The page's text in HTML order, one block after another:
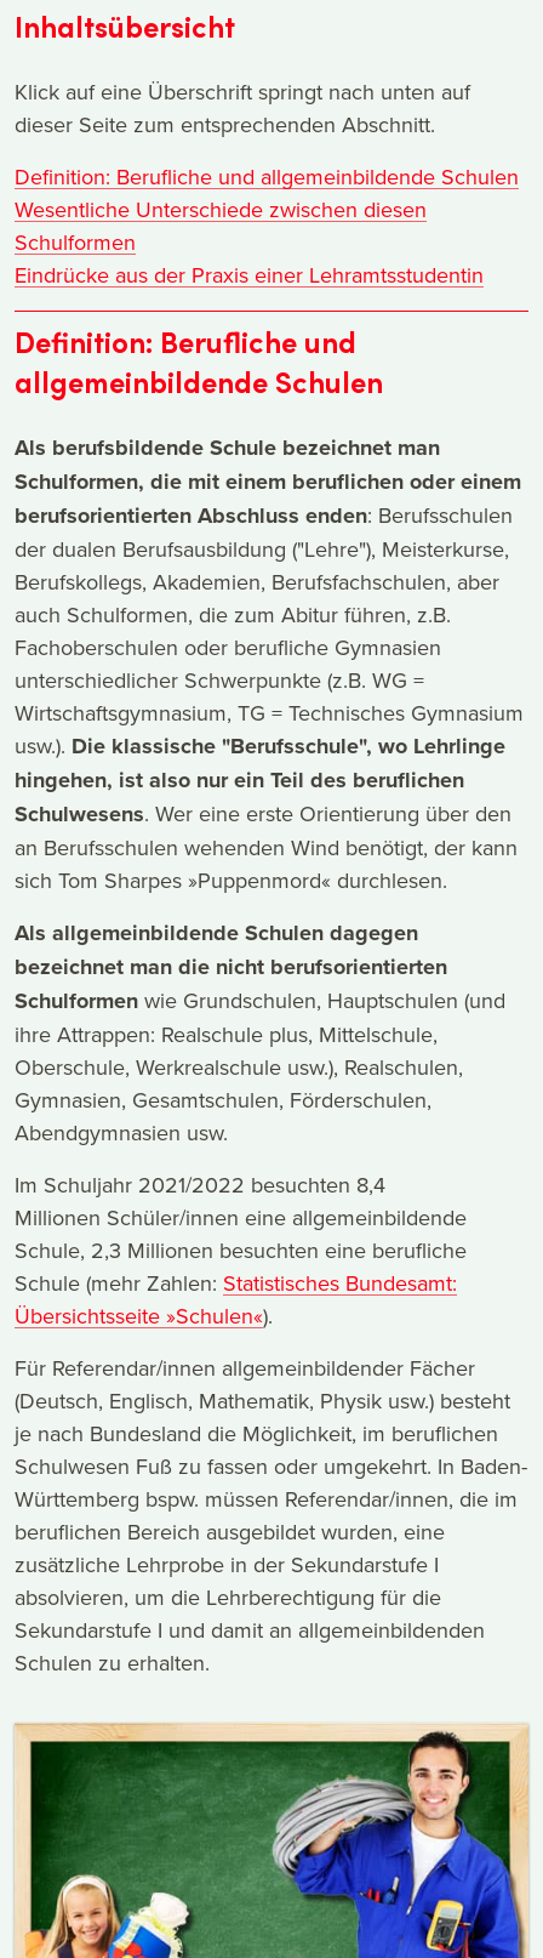
Inhaltsübersicht
Klick auf eine Überschrift springt nach unten auf
dieser Seite zum entsprechenden Abschnitt.
Definition: Berufliche und allgemeinbildende Schulen
Wesentliche Unterschiede zwischen diesen
Schulformen
Eindrücke aus der Praxis einer Lehramtsstudentin
Definition: Berufliche und
allgemeinbildende Schulen
Als berufsbildende Schule bezeichnet man
Schulformen, die mit einem beruflichen oder einem
berufsorientierten Abschluss enden: Berufsschulen
der dualen Berufsausbildung ("Lehre"), Meisterkurse,
Berufskollegs, Akademien, Berufsfachschulen, aber
auch Schulformen, die zum Abitur führen, z.B.
Fachoberschulen oder berufliche Gymnasien
unterschiedlicher Schwerpunkte (z.B. WG =
Wirtschaftsgymnasium, TG = Technisches Gymnasium
usw.). Die klassische "Berufsschule", wo Lehrlinge
hingehen, ist also nur ein Teil des beruflichen
Schulwesens. Wer eine erste Orientierung über den
an Berufsschulen wehenden Wind benötigt, der kann
sich Tom Sharpes »Puppenmord« durchlesen.
Als allgemeinbildende Schulen dagegen
bezeichnet man die nicht berufsorientierten
Schulformen wie Grundschulen, Hauptschulen (und
ihre Attrappen: Realschule plus, Mittelschule,
Oberschule, Werkrealschule usw.), Realschulen,
Gymnasien, Gesamtschulen, Förderschulen,
Abendgymnasien usw.
Im Schuljahr 2021/2022 besuchten 8,4
Millionen Schüler/innen eine allgemeinbildende
Schule, 2,3 Millionen besuchten eine berufliche
Schule (mehr Zahlen: Statistisches Bundesamt:
Übersichtsseite »Schulen«).
Für Referendar/innen allgemeinbildender Fächer
(Deutsch, Englisch, Mathematik, Physik usw.) besteht
je nach Bundesland die Möglichkeit, im beruflichen
Schulwesen Fuß zu fassen oder umgekehrt. In Baden-
Württemberg bspw. müssen Referendar/innen, die im
beruflichen Bereich ausgebildet wurden, eine
zusätzliche Lehrprobe in der Sekundarstufe I
absolvieren, um die Lehrberechtigung für die
Sekundarstufe I und damit an allgemeinbildenden
Schulen zu erhalten.